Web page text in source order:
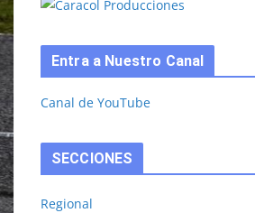
Entra a Nuestro Canal
Canal de YouTube
SECCIONES
Regional